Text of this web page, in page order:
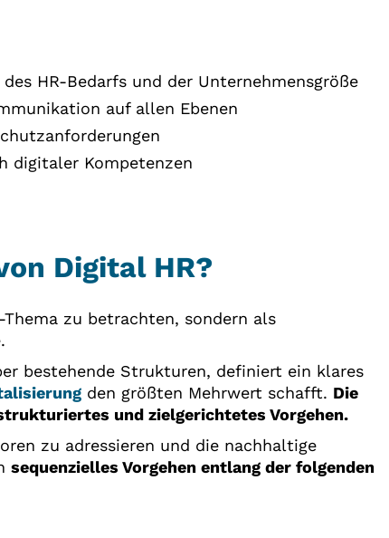
des HR-Bedarfs und der Unternehmensgröße
auf allen Ebenen
digitaler Kompetenzen
Digital HR?
zu betrachten, sondern als
bestehende Strukturen, definiert ein klares
den größten Mehrwert schafft. Die
und zielgerichtetes Vorgehen.
zu adressieren und die nachhaltige
sequenzielles Vorgehen entlang der folgenden